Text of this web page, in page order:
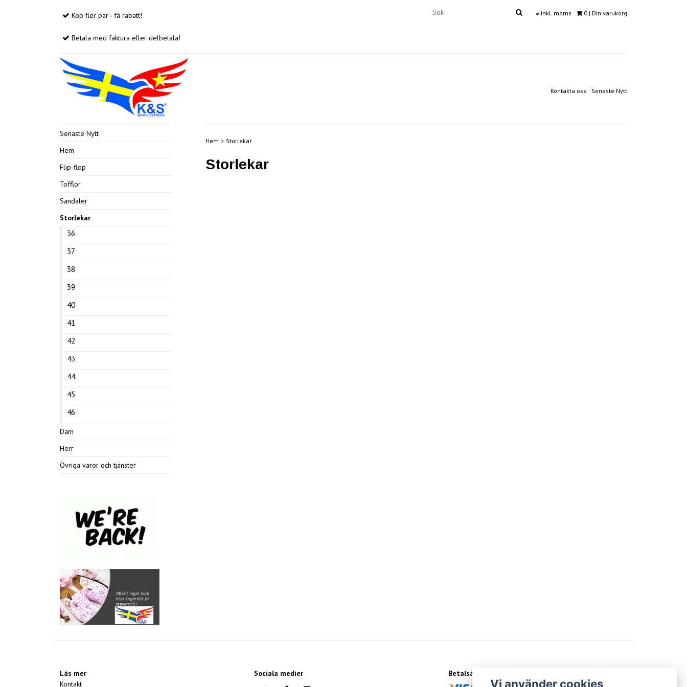
Köp fler par - få rabatt!
Betala med faktura eller delbetala!
Inkl. moms 0 | Din varukorg
Kontakta oss Senaste Nytt
Senaste Nytt
Hem
Flip-flop
Tofflor
Sandaler
Storlekar
36
37
38
39
40
41
42
43
44
45
46
Dam
Herr
Övriga varor och tjänster
Hem Storlekar
Storlekar
Läs mer
Kontakt
Sociala medier Betalsätt
Vi använder cookies